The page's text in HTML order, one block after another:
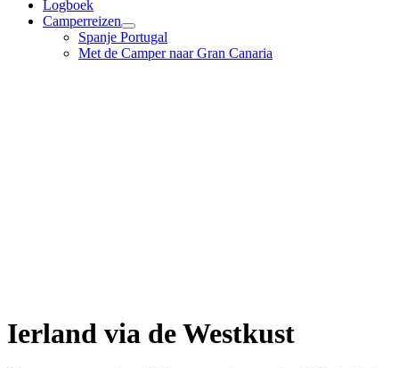
Logboek
Camperreizen
Spanje Portugal
Met de Camper naar Gran Canaria
Ierland via de Westkust